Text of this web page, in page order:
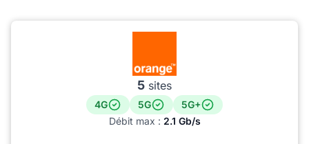
5 sites
4G 5G
5G+
Débit max : 2.1 Gb/s